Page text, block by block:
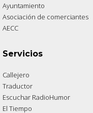
Ayuntamiento
Asociación de comerciantes
AECC
Servicios
Callejero
Traductor
Escuchar RadioHumor
El Tiempo